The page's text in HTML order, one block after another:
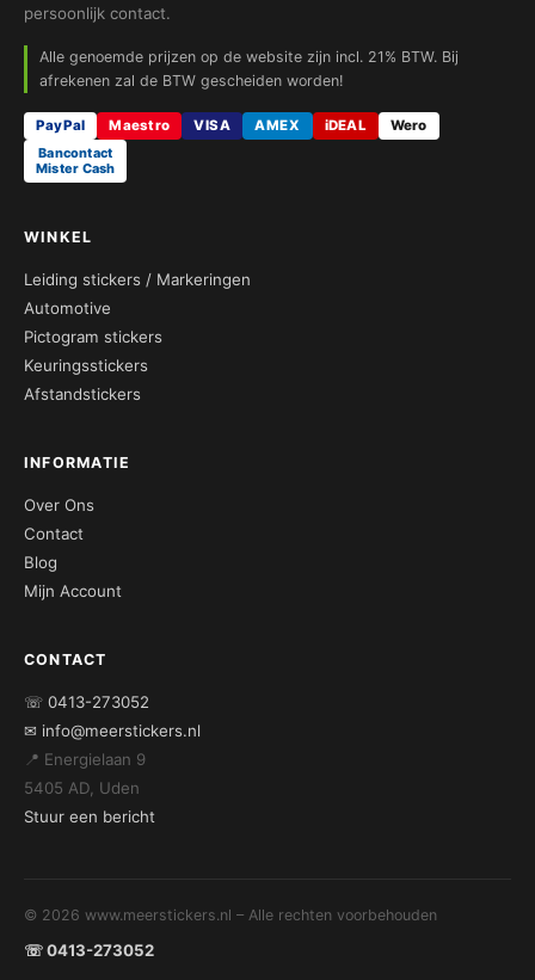
persoonlijk contact.
Alle genoemde prijzen op de website zijn incl. 21% BTW. Bij
afrekenen zal de BTW gescheiden worden!
PayPal Maestro VISA AMEX iDEAL
Wero
Bancontact
Mister Cash
WINKEL
Leiding stickers / Markeringen
Automotive
Pictogram stickers
Keuringsstickers
Afstandstickers
INFORMATIE
Over Ons
Contact
Blog
Mijn Account
CONTACT
☏ 0413-273052
✉ info@meerstickers.nl
📍 Energielaan 9
5405 AD, Uden
Stuur een bericht
© 2026 www.meerstickers.nl – Alle rechten voorbehouden
☏ 0413-273052